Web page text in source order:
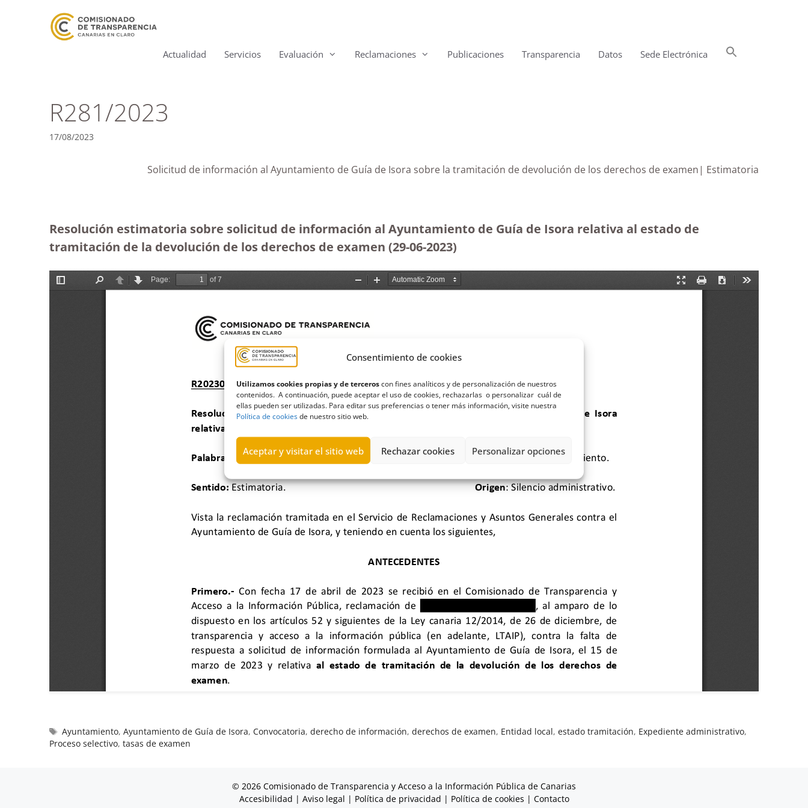
Consentimiento de cookies
Utilizamos cookies propias y de terceroscon fines analíticos y de personalización de nuestros
contenidos. A continuación, puede aceptar el uso de cookies, rechazarlas o personalizar cuál de
ellas pueden ser utilizadas. Para editar sus preferencias o tener más información, visite nuestra
Política de cookiesde nuestro sitio web.
Aceptar y visitar el sitio web Rechazar cookies Personalizar opciones
Actualidad Servicios Evaluación Reclamaciones Publicaciones Transparencia Datos Sede Electrónica
R281/2023
17/08/2023
Solicitud de información al Ayuntamiento de Guía de Isora sobre la tramitación de devolución de los derechos de examen| Estimatoria
Resolución estimatoria sobre solicitud de información al Ayuntamiento de Guía de Isora relativa al estado de
tramitación de la devolución de los derechos de examen (29-06-2023)
Ayuntamiento,Ayuntamiento de Guía de Isora,Convocatoria,derecho de información,derechos de examen, Entidad local,estado tramitación, Expediente administrativo,
Proceso selectivo, tasas de examen
© 2026 Comisionado de Transparencia y Acceso a la Información Pública de Canarias
Accesibilidad | Aviso legal | Política de privacidad | Política de cookies | Contacto